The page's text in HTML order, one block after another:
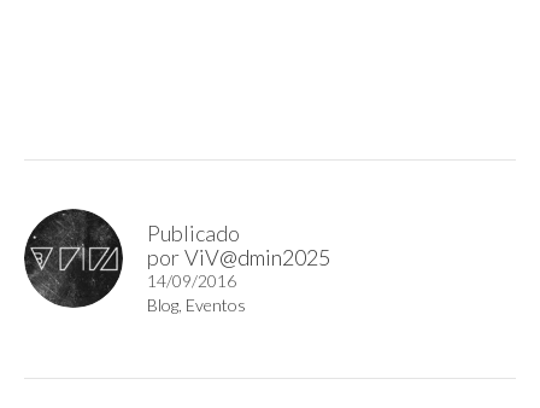
Publicado
porViV@dmin2025
14/09/2016
Blog Eventos